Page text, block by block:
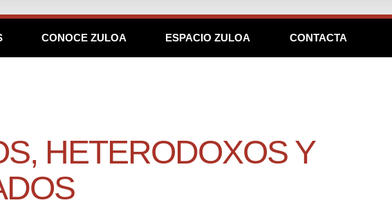
CONOCE ZULOA ESPACIO ZULOA CONTACTA
HETERODOXOS Y